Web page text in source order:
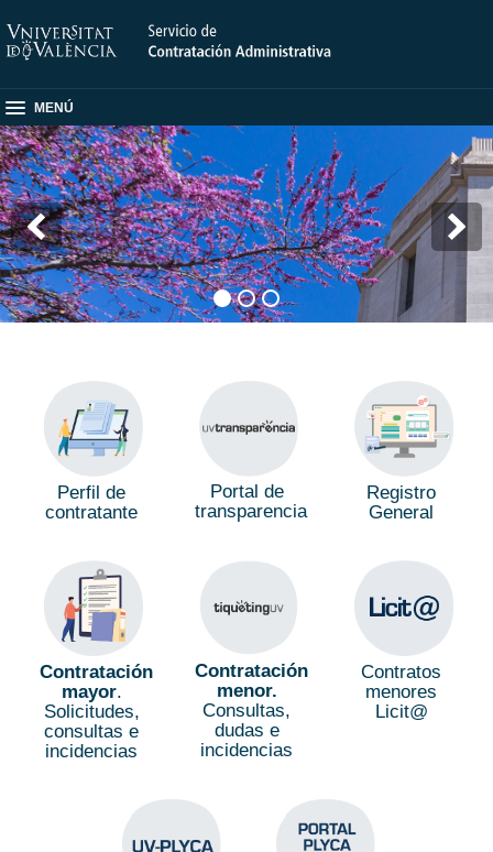
MENÚ
Perfil de
contratante
Portal de
transparencia
Registro
General
Contratación
mayor.
Solicitudes,
consultas e
incidencias
Contratación
menor.
Consultas,
dudas e
incidencias
Contratos
menores
Licit@